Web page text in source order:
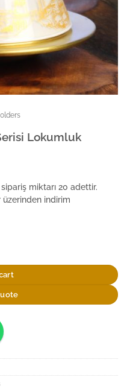
Lokumluk
miktarı 20 adettir.
üzerinden indirim